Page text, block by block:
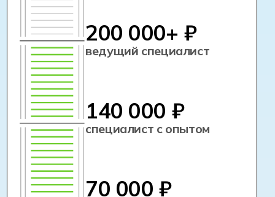
перспективность профессии
Большинство компаний
предлагают гибкий график
и удалёнку. Можно работать
из дома, брать фриланс-
проекты или сотрудничать
с несколькими заказчиками
одновременно.